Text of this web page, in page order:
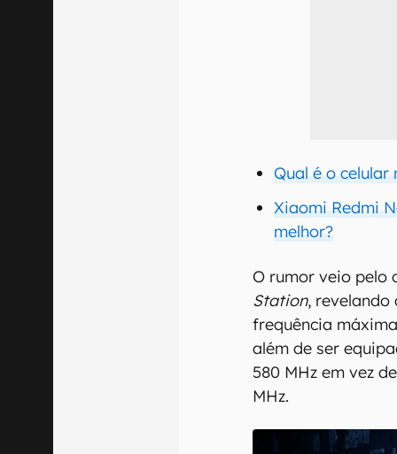
Qual é o
Xiaomi Redmi
melhor?
O rumor veio
Station, revelando
frequência
além de ser
580 MHz em vez
MHz.